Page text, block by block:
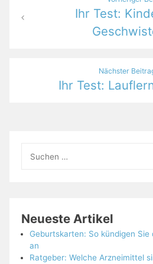
Ihr Test:
Nächster
Ihr Test:
nach:
Neueste Artikel
Geburtskarten: So kündigen
an
Ratgeber: Welche Arzneimittel